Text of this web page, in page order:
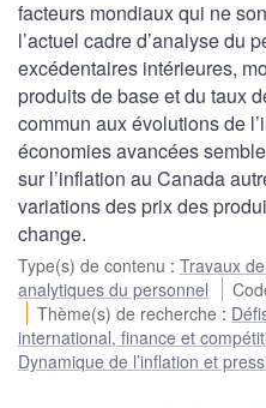
facteurs mondiaux qui ne
l’actuel cadre d’analyse du
excédentaires intérieures,
produits de base et du taux
commun aux évolutions de
économies avancées
sur l’inflation au Canada
variations des prix des
change.
Type(s) de contenu : Travaux
analytiques du personnel
Thème(s) de recherche :
international, finance et
Dynamique de l’inflation et